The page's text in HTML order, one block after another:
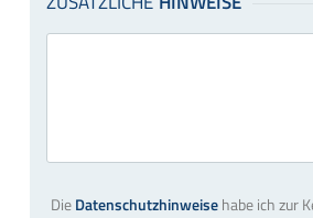
DieDatenschutzhinweisehabe ich zur